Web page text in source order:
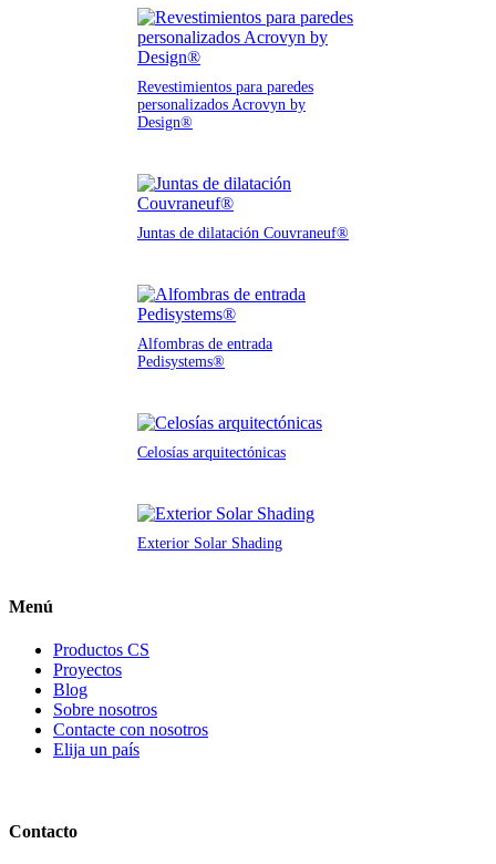
Revestimientos para paredes
personalizados Acrovyn by
Design®
Juntas de dilatación Couvraneuf®
Alfombras de entrada
Pedisystems®
Celosías arquitectónicas
Exterior Solar Shading
Menú
Productos CS
Proyectos
Blog
Sobre nosotros
Contacte con nosotros
Elija un país
Contacto